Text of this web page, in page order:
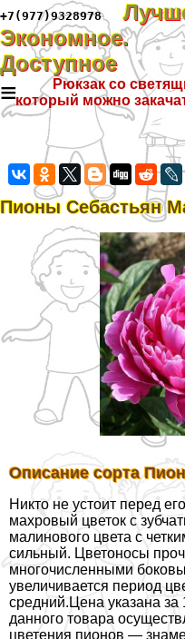
+7(977)9328978
Экономное.
Доступное
≡
Рюкзак со
который можно
Пионы Себастьян
Описание сорта
Никто не устоит перед
махровый цветок с
малинового цвета с
сильный. Цветоносы
многочисленными
увеличивается период
средний.Цена указана
данного товара
цветения пионов —